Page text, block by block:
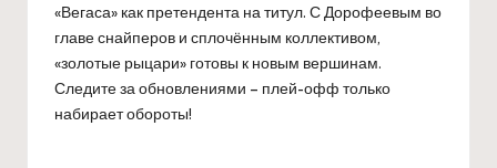
«Вегаса» как претендента на титул. С Дорофеевым во
главе снайперов и сплочённым коллективом,
«золотые рыцари» готовы к новым вершинам.
Следите за обновлениями – плей-офф только
набирает обороты!